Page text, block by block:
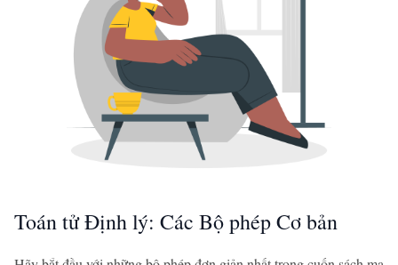
Toán tử Định lý: Các Bộ phép Cơ bản